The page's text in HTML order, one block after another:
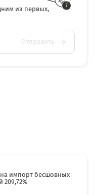
из первых,
Отправить
импорт бесшовных
209,72%